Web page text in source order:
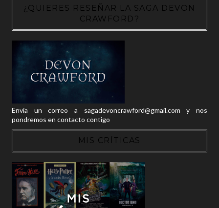
¿QUIERES RESEÑAR LA SAGA DEVON
CRAWFORD?
Envía un correo a sagadevoncrawford@gmail.com y nos
pondremos en contacto contigo
MIS CRÍTICAS